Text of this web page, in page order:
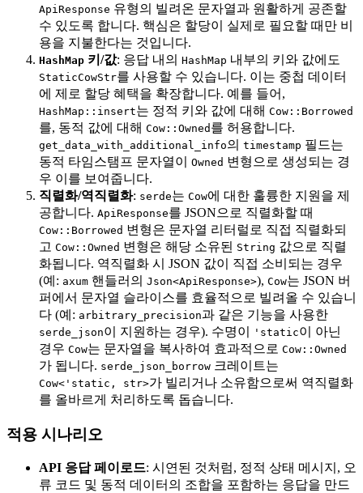
ApiResponse 유형의 빌려온 문자열과 원활하게 공존할
수 있도록 합니다. 핵심은 할당이 실제로 필요할 때만 비
용을 지불한다는 것입니다.
HashMap 키/값: 응답 내의 HashMap 내부의 키와 값에도
StaticCowStr를 사용할 수 있습니다. 이는 중첩 데이터
에 제로 할당 혜택을 확장합니다. 예를 들어,
HashMap::insert는 정적 키와 값에 대해 Cow::Borrowed
를, 동적 값에 대해 Cow::Owned 를 허용합니다.
get_data_with_additional_info의 timestamp 필드는
동적 타임스탬프 문자열이 Owned 변형으로 생성되는 경
우 이를 보여줍니다.
직렬화/역직렬화: serde는 Cow에 대한 훌륭한 지원을 제
공합니다. ApiResponse를 JSON으로 직렬화할 때
Cow::Borrowed 변형은 문자열 리터럴로 직접 직렬화되
고 Cow::Owned 변형은 해당 소유된 String 값으로 직렬
화됩니다. 역직렬화 시 JSON 값이 직접 소비되는 경우
(예: axum 핸들러의 Json<ApiResponse>), Cow는 JSON 버
퍼에서 문자열 슬라이스를 효율적으로 빌려올 수 있습니
다 (예: arbitrary_precision과 같은 기능을 사용한
serde_json이 지원하는 경우). 수명이 'static이 아닌
경우 Cow는 문자열을 복사하여 효과적으로 Cow::Owned
가 됩니다. serde_json_borrow 크레이트는
Cow<'static, str>가 빌리거나 소유함으로써 역직렬화
를 올바르게 처리하도록 돕습니다.
적용 시나리오
API 응답 페이로드: 시연된 것처럼, 정적 상태 메시지, 오
류 코드 및 동적 데이터의 조합을 포함하는 응답을 만드